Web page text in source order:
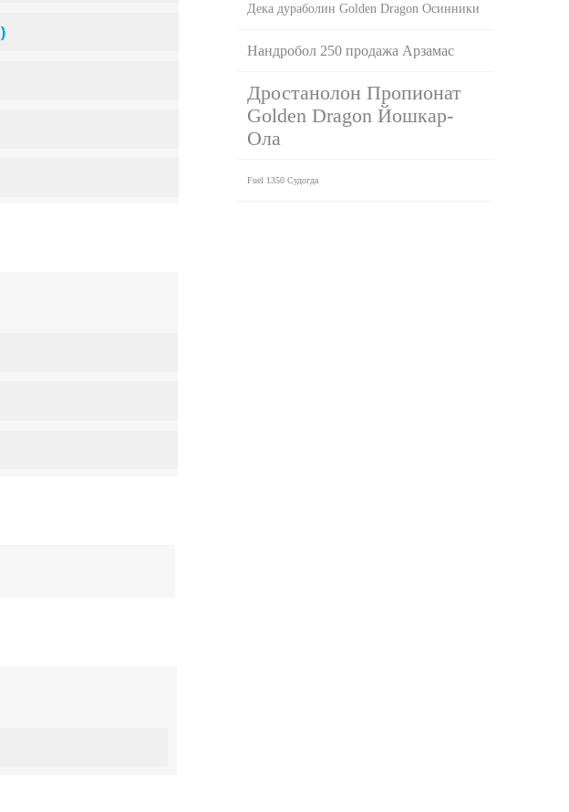
Дека дураболин Golden Dragon Осинники
Нандробол 250 продажа Арзамас
Дростанолон Пропионат
Golden Dragon Йошкар-
Ола
Fuel 1350 Судогда